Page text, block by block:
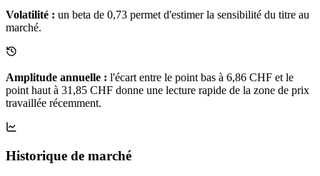
Volatilité : un beta de 0,73 permet d'estimer la sensibilité du titre au
marché.
Amplitude annuelle : l'écart entre le point bas à 6,86 CHF et le
point haut à 31,85 CHF donne une lecture rapide de la zone de prix
travaillée récemment.
Historique de marché